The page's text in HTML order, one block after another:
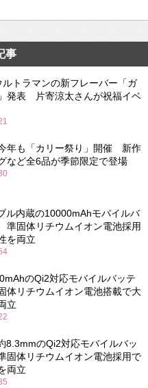
事
トラマンの新フレーバー「ガ
発表 片寄涼太さんが祝福イベ
年も「カリー祭り」開催 新作
など全6品が季節限定で登場
ル内蔵の10000mAhモバイルバ
固体リチウムイオン電池採用
を両立
のQi2対応モバイルバッテ
体リチウムイオン電池搭載で大
立
8.3mmのQi2対応モバイルバッ
体リチウムイオン電池採用で
両立